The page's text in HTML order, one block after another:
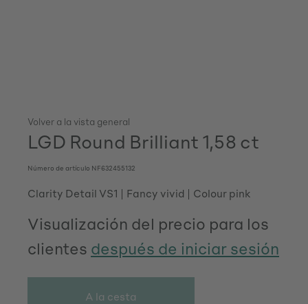
Volver a la vista general
LGD Round Brilliant 1,58 ct
Número de artículo NF632455132
Clarity Detail VS1 Fancy vivid Colour pink
Visualización del precio para los
clientes después de iniciar sesión
A la cesta